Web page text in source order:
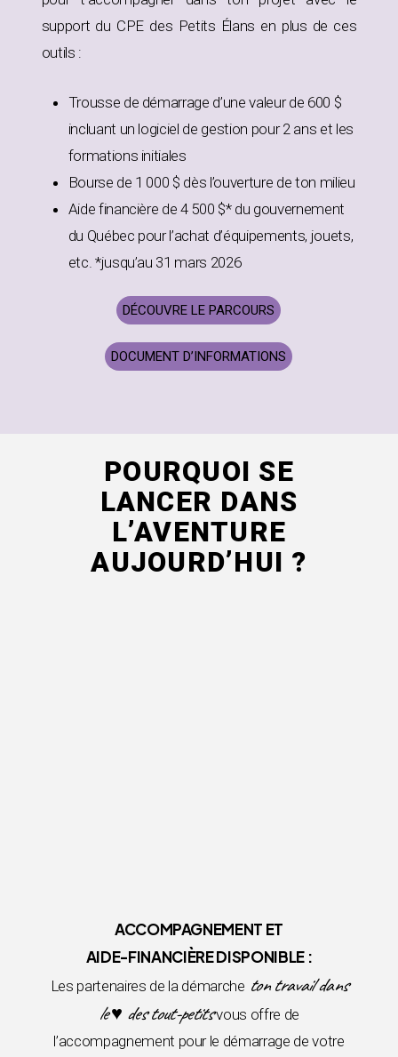
support du CPE des Petits Élans en plus de ces
outils :
Trousse de démarrage d’une valeur de 600 $
incluant un logiciel de gestion pour 2 ans et les
formations initiales
Bourse de 1 000 $ dès l’ouverture de ton milieu
Aide financière de 4 500 $* du gouvernement
du Québec pour l’achat d’équipements, jouets,
etc. *jusqu’au 31 mars 2026
DÉCOUVRE LE PARCOURS
DOCUMENT D’INFORMATIONS
POURQUOI SE
LANCER DANS
L’AVENTURE
AUJOURD’HUI ?
ACCOMPAGNEMENT ET
AIDE-FINANCIÈRE DISPONIBLE :
Les partenaires de la démarche ton travail dans
le ♥ des tout-petitsvous offre de
l’accompagnement pour le démarrage de votre